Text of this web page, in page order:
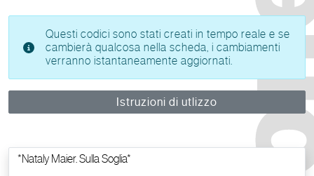
Questi codici sono stati creati in tempo reale e se
cambierà qualcosa nella scheda, i cambiamenti
verranno istantaneamente aggiornati.
Istruzioni di utlizzo